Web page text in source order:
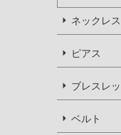
ネックレス
ピアス
ブレスレ
ベルト